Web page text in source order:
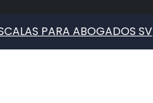
PARA ABOGADOS SV